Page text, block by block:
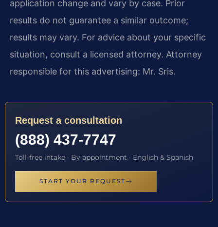
application change and vary by case. Prior
results do not guarantee a similar outcome;
results may vary. For advice about your specific
situation, consult a licensed attorney. Attorney
responsible for this advertising: Mr. Sris.
Request a consultation
(888) 437-7747
Toll-free intake · By appointment · English & Spanish
START YOUR REQUEST